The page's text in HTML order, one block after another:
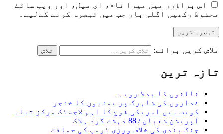
اس براؤزر میں میرا نام، ای میل، اور ویب سائٹ
محفوظ رکھیں اگلی بار جب میں تبصرہ کرنے کےلیے۔
تلاش کریں برائے:
تازہ ترین
ثالثوں کا بدلا رویہ
غداروں کی شاہرگ پر یمنیوں کا خنجر
کویت میں امریکی فوج کا اہم لاجسٹک مرکز تباہ
آپریشن شعبان / 88 دہشت گرد ہلاک
جنگ بندی کی خلاف ورزی ٹرمپ کی حماقت